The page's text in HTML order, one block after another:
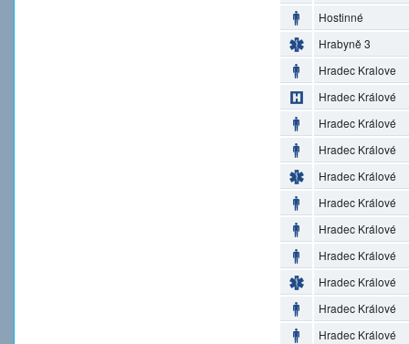
Hostinné
Hrabyně 3
Hradec Kralove
Hradec Králové
Hradec Králové
Hradec Králové
Hradec Králové
Hradec Králové
Hradec Králové
Hradec Králové
Hradec Králové
Hradec Králové
Hradec Králové